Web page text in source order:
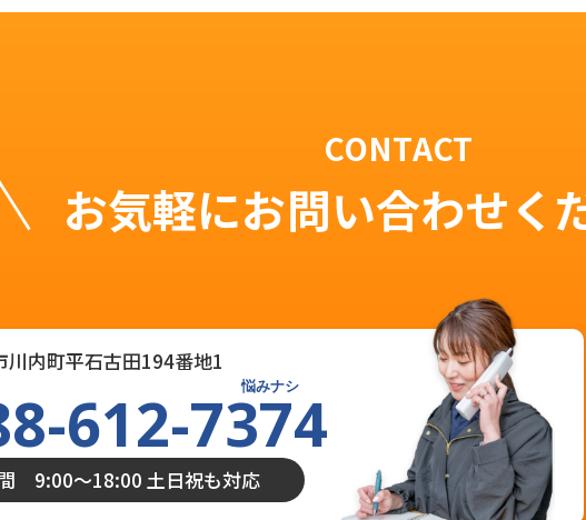
CONTACT
お気軽にお問い合わせく
川内町平石古田194番地1
悩みナシ
612-7374
9:00〜18:00 土日祝も対応